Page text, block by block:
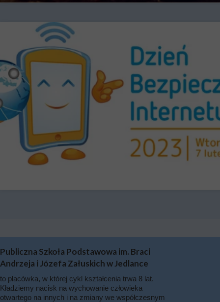
to placówka, w której cykl kształcenia trwa 8 lat.
Kładziemy nacisk na wychowanie człowieka
otwartego na innych i na zmiany we współczesnym
Publiczna Szkoła Podstawowa im. Braci
Andrzeja i Józefa Załuskich w Jedlance